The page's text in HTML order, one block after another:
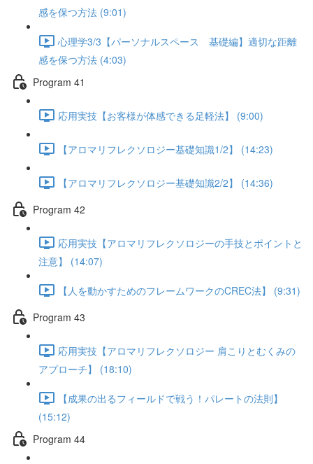
感を保つ方法 (9:01)
心理学3/3【パーソナルスペース 基礎編】適切な距離
感を保つ方法 (4:03)
Program 41
応用実技【お客様が体感できる足軽法】 (9:00)
【アロマリフレクソロジー基礎知識1/2】 (14:23)
【アロマリフレクソロジー基礎知識2/2】 (14:36)
Program 42
応用実技【アロマリフレクソロジーの手技とポイントと
注意】 (14:07)
【人を動かすためのフレームワークのCREC法】 (9:31)
Program 43
応用実技【アロマリフレクソロジー 肩こりとむくみの
アプローチ】 (18:10)
【成果の出るフィールドで戦う！パレートの法則】
(15:12)
Program 44